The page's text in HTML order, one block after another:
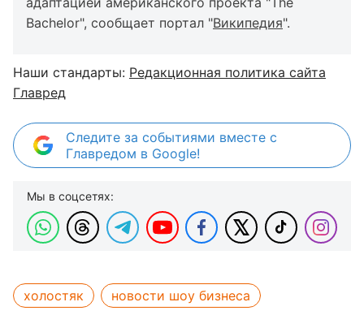
Bachelor", сообщает портал "Википедия".
Наши стандарты: Редакционная политика сайта
Главред
Следите за событиями вместе с
Главредом в Google!
Мы в соцсетях:
холостяк новости шоу бизнеса